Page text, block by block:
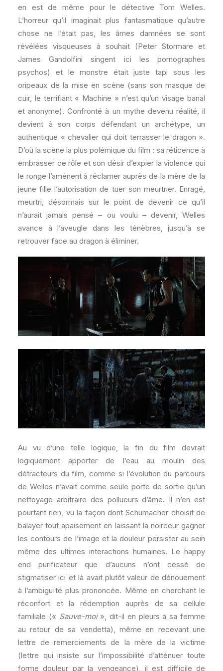
en est de même pour le détective Tom Welles.
L’horreur qu’il imaginait plus fantasmatique qu’autre
chose ne l’était pas, les âmes damnées se sont
révélées visqueuses à souhait (Peter Stormare et
James Gandolfini singent ici les pornographes
psychos) et le monstre était juste tapi sous les
oripeaux de la mise en scène (sans son masque de
cuir, le terrifiant « Machine » n’est qu’un visage banal
et anonyme). Confronté à un mythe devenu réalité, il
devient à son corps défendant un archétype, un
authentique « chevalier qui doit terrasser le dragon ».
D’où la scène la plus polémique du film : sa réticence à
embrasser ce rôle et son désir d’expier la violence qui
le ronge l’amènent à réclamer auprès de la mère de la
jeune fille l’autorisation de tuer son meurtrier. Enragé,
meurtri, désormais sur le point de devenir ce qu’il
n’aurait jamais pensé – ou voulu – devenir, Welles
avance à l’aveugle dans les ténèbres, jusqu’à se
retrouver face au dragon à éliminer.
Au vu d’une telle logique, la fin du film devrait
logiquement apporter de l’eau au moulin des
détracteurs du film, comme si l’évolution du parcours
de Welles n’avait comme seule porte de sortie qu’un
nettoyage arbitraire des pollueurs d’âme. Il n’en est
pourtant rien, vu la façon dont Schumacher choisit de
balayer tout apaisement en laissant la noirceur gagner
les contours de l’image et la douleur persister au sein
même des ultimes interactions humaines. Le happy
end purificateur que d’aucuns n’ont cessé de
stigmatiser ici et là avait plutôt valeur de dénouement
à l’ambiguïté plus prononcée. Même en cherchant le
réconfort et la rédemption auprès de sa cellule
familiale (« Sauve-moi», dit-il en pleurs à sa femme
au retour de sa vendetta), même en recevant une
lettre de remerciements de la mère de la victime
(lettre qui insiste sur l’impossibilité d’atténuer toute
forme douleur par la vengeance), il est difficile de